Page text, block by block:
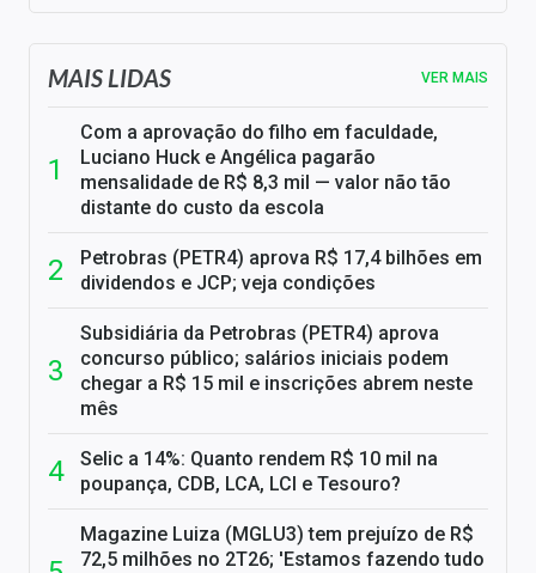
MAIS LIDAS VER MAIS
Com a aprovação do filho em faculdade,
Luciano Huck e Angélica pagarão
mensalidade de R$ 8,3 mil — valor não tão
distante do custo da escola
Petrobras (PETR4) aprova R$ 17,4 bilhões em
dividendos e JCP; veja condições
Subsidiária da Petrobras (PETR4) aprova
concurso público; salários iniciais podem
chegar a R$ 15 mil e inscrições abrem neste
mês
Selic a 14%: Quanto rendem R$ 10 mil na
poupança, CDB, LCA, LCI e Tesouro?
Magazine Luiza (MGLU3) tem prejuízo de R$
72,5 milhões no 2T26; 'Estamos fazendo tudo